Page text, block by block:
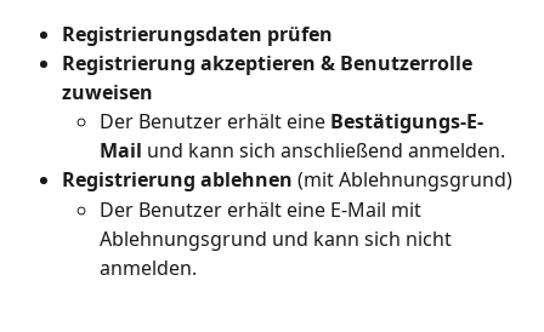
Registrierungsdaten prüfen
Registrierung akzeptieren & Benutzerrolle
zuweisen
Der Benutzer erhält eine Bestätigungs-E-
Mail und kann sich anschließend anmelden.
Registrierung ablehnen (mit Ablehnungsgrund)
Der Benutzer erhält eine E-Mail mit
Ablehnungsgrund und kann sich nicht
anmelden.